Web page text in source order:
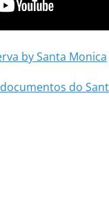
by Santa Monica
do